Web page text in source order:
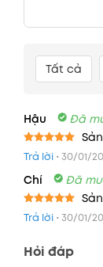
Tất cả
Hậu Đã
Được xếp
sao
Trả lời •30/01/
Chí Đã
Được xếp
Trả lời •30/01/
Hỏi đáp